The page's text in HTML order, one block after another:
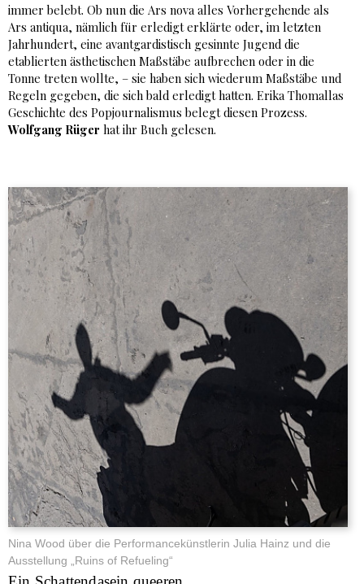
immer belebt. Ob nun die Ars nova alles Vorhergehende als
Ars antiqua, nämlich für erledigt erklärte oder, im letzten
Jahrhundert, eine avantgardistisch gesinnte Jugend die
etablierten ästhetischen Maßstäbe aufbrechen oder in die
Tonne treten wollte, – sie haben sich wiederum Maßstäbe und
Regeln gegeben, die sich bald erledigt hatten. Erika Thomallas
Geschichte des Popjournalismus belegt diesen Prozess.
Wolfgang Rüger hat ihr Buch gelesen.
Nina Wood über die Performancekünstlerin Julia Hainz und die
Ausstellung „Ruins of Refueling“